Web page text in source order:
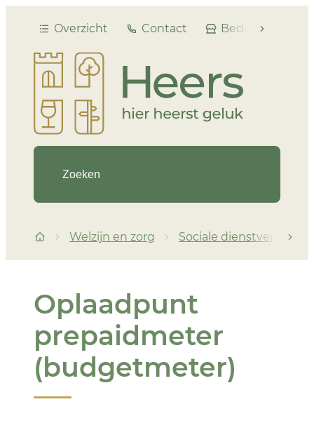
scroll
Overzicht Contact Bedrijvengids
Heers
Waarmee kunnen we je helpen?
Startpagina
Welzijn en zorg Sociale dienstverlening
Oplaadpunt
prepaidmeter
(budgetmeter)